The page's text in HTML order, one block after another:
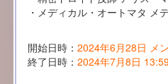
・メディカル・オートマタ メ
開始日時： 2024年6月28日 メ
終了日時： 2024年7月8日